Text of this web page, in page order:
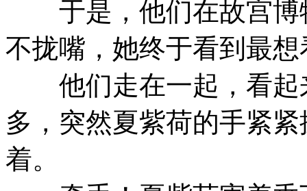
于是，他们在故宫博
不拢嘴，她终于看到最
他们走在一起，看起
多，突然夏紫荷的手紧
着。